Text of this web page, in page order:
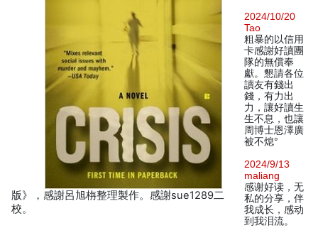
版》，感謝呂旭栴整理製作。感謝sue1289二
校。
2024/10/20
Tao
粗暴的以信用
卡感謝好讀團
隊的無償奉
獻。懇請各位
讀友有錢出
錢，有力出
力，讓好讀生
生不息，也讓
周博士恩澤廣
被不熄°
2024/9/13
maliang
感谢好读，无
私的分享，伴
我成长，感动
到我泪流。